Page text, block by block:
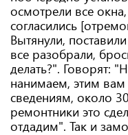
осмотрели все
согласились
Вытянули,
все разобрали,
делать?". Говорят:
нанимаем, этим
сведениям, около
ремонтники это
отдадим". Так и